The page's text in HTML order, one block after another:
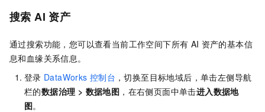
搜索 AI 资产
通过搜索功能，您可以查看当前工作空间下所有 AI 资产的基本信
息和血缘关系信息。
登录 DataWorks 控制台 ，切换至目标地域后，单击左侧导航
栏的数据治理 > 数据地图 ，在右侧页面中单击进入数据地
图。